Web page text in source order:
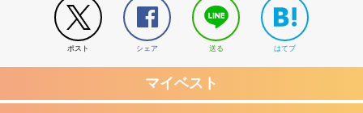
ポスト シェア 送る はてブ
マイベスト